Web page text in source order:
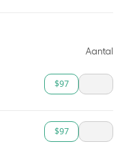
Aantal
$97
$97